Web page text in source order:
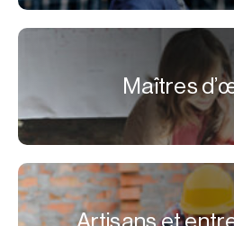
Maîtres
Artisans et